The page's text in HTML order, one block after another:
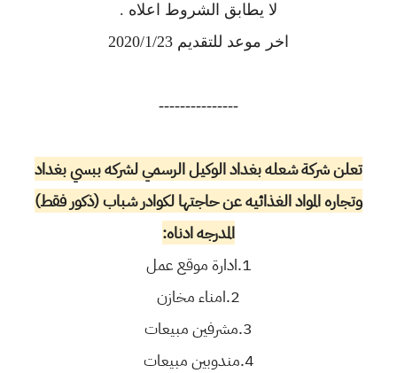
لا يطابق الشروط اعلاه .
اخر موعد للتقديم 2020/1/23
---------------
تعلن شركة شعله بغداد الوكيل الرسمي لشركه ببسي بغداد
وتجاره المواد الغذائيه عن حاجتها لكوادر شباب (ذكور فقط)
المدرجه ادناه:
1.ادارة موقع عمل
2.امناء مخازن
3.مشرفين مبيعات
4.مندوبين مبيعات